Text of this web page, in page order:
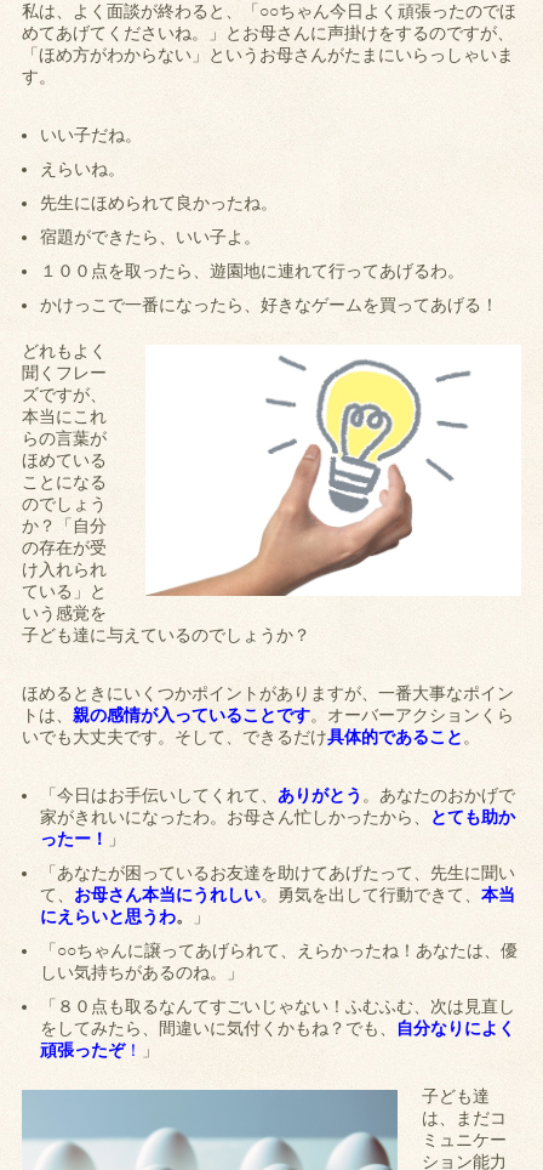
私は、よく面談が終わると、「○○ちゃん今日よく頑張ったのでほ
めてあげてくださいね。」とお母さんに声掛けをするのですが、
「ほめ方がわからない」というお母さんがたまにいらっしゃいま
す。
いい子だね。
えらいね。
先生にほめられて良かったね。
宿題ができたら、いい子よ。
１００点を取ったら、遊園地に連れて行ってあげるわ。
かけっこで一番になったら、好きなゲームを買ってあげる！
どれもよく
聞くフレー
ズですが、
本当にこれ
らの言葉が
ほめている
ことになる
のでしょう
か？「自分
の存在が受
け入れられ
ている」と
いう感覚を
子ども達に与えているのでしょうか？
ほめるときにいくつかポイントがありますが、一番大事なポイン
トは、親の感情が入っていることです。オーバーアクションくら
いでも大丈夫です。そして、できるだけ具体的であること。
「今日はお手伝いしてくれて、ありがとう 。あなたのおかげで
家がきれいになったわ。お母さん忙しかったから、 とても助か
ったー！
」
「あなたが困っているお友達を助けてあげたって、先生に聞い
て、 お母さん本当にうれしい。勇気を出して行動できて、本当
にえらいと思うわ。
」
「○○ちゃんに譲ってあげられて、えらかったね！あなたは、優
しい気持ちがあるのね。」
「８０点も取るなんてすごいじゃない！ふむふむ、次は見直し
をしてみたら、間違いに気付くかもね？でも、 自分なりによく
頑張ったぞ！ 」
子ども達
は、まだコ
ミュニケー
ション能力